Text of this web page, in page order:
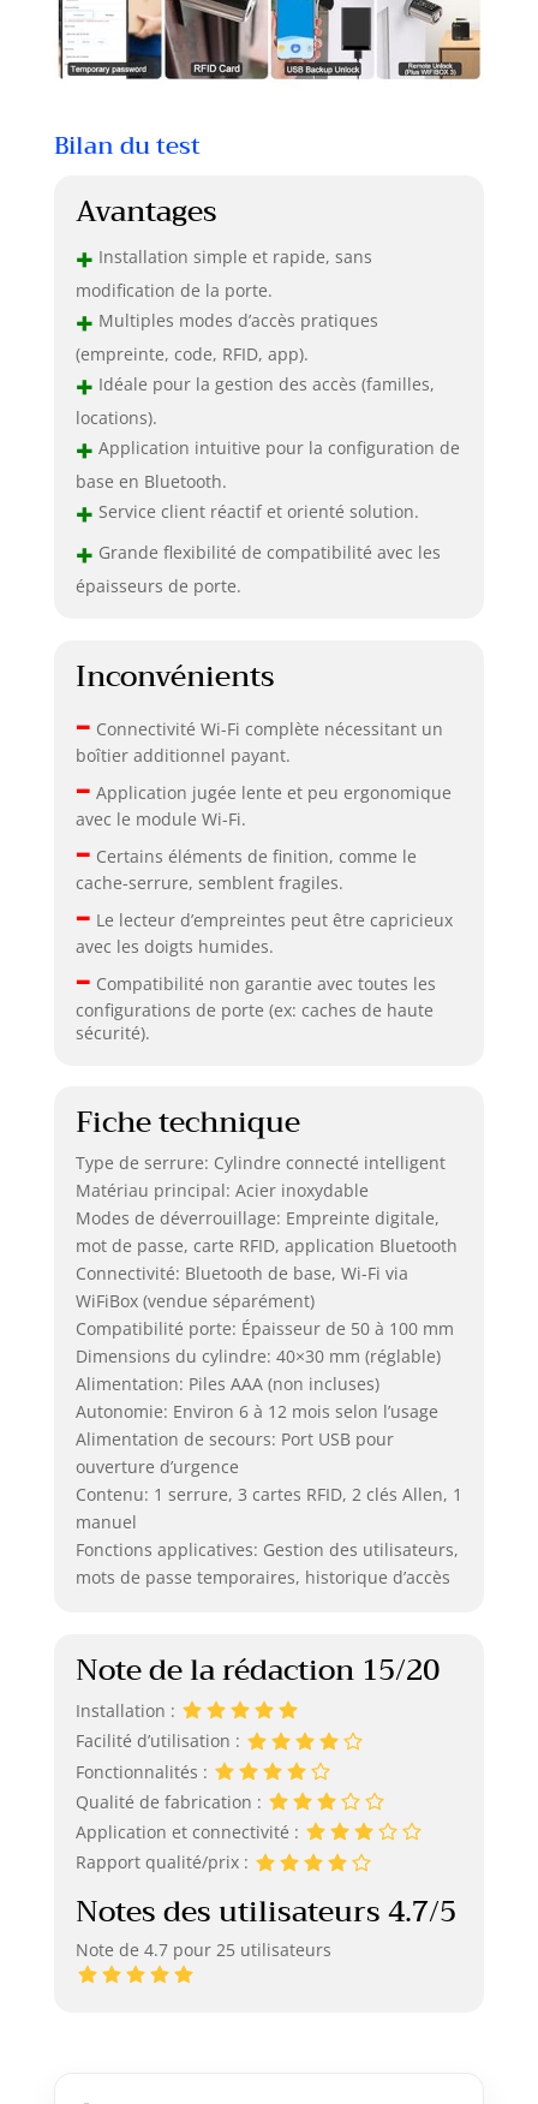
Bilan du test
Avantages
+ Installation simple et rapide, sans
modification de la porte.
+ Multiples modes d’accès pratiques
(empreinte, code, RFID, app).
+ Idéale pour la gestion des accès (familles,
locations).
+ Application intuitive pour la configuration de
base en Bluetooth.
+ Service client réactif et orienté solution.
+ Grande flexibilité de compatibilité avec les
épaisseurs de porte.
Inconvénients
– Connectivité Wi-Fi complète nécessitant un
boîtier additionnel payant.
– Application jugée lente et peu ergonomique
avec le module Wi-Fi.
– Certains éléments de finition, comme le
cache-serrure, semblent fragiles.
– Le lecteur d’empreintes peut être capricieux
avec les doigts humides.
– Compatibilité non garantie avec toutes les
configurations de porte (ex: caches de haute
sécurité).
Fiche technique
Type de serrure: Cylindre connecté intelligent
Matériau principal: Acier inoxydable
Modes de déverrouillage: Empreinte digitale,
mot de passe, carte RFID, application Bluetooth
Connectivité: Bluetooth de base, Wi-Fi via
WiFiBox (vendue séparément)
Compatibilité porte: Épaisseur de 50 à 100 mm
Dimensions du cylindre: 40×30 mm (réglable)
Alimentation: Piles AAA (non incluses)
Autonomie: Environ 6 à 12 mois selon l’usage
Alimentation de secours: Port USB pour
ouverture d’urgence
Contenu: 1 serrure, 3 cartes RFID, 2 clés Allen, 1
manuel
Fonctions applicatives: Gestion des utilisateurs,
mots de passe temporaires, historique d’accès
Note de la rédaction 15/20
Installation :
Facilité d’utilisation :
Fonctionnalités :
Qualité de fabrication :
Application et connectivité :
Rapport qualité/prix :
Notes des utilisateurs 4.7/5
Note de 4.7 pour 25 utilisateurs